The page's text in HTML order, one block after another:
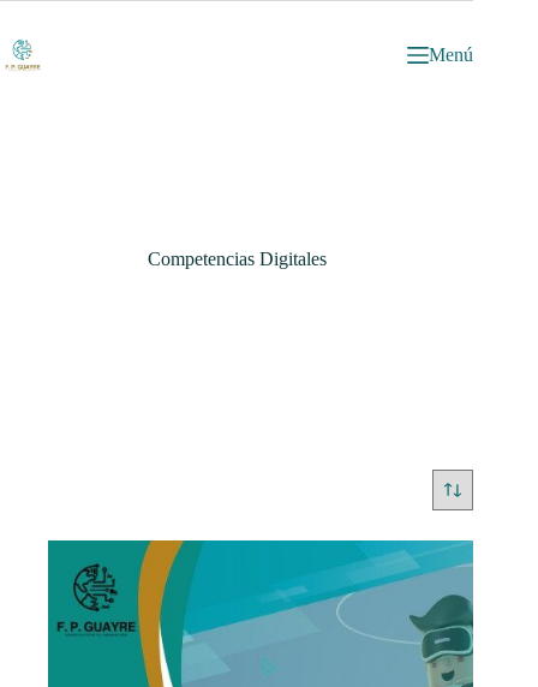
contenido
Menú
Competencias Digitales